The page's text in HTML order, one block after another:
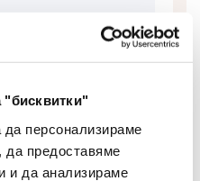
"бисквитки"
да персонализираме
да предоставяме
и да анализираме
Червен
Черен
1-3